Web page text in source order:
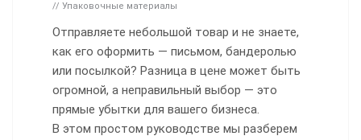
// Упаковочные материалы
Отправляете небольшой товар и не знаете,
как его оформить — письмом, бандеролью
или посылкой? Разница в цене может быть
огромной, а неправильный выбор — это
прямые убытки для вашего бизнеса.
В этом простом руководстве мы разберем